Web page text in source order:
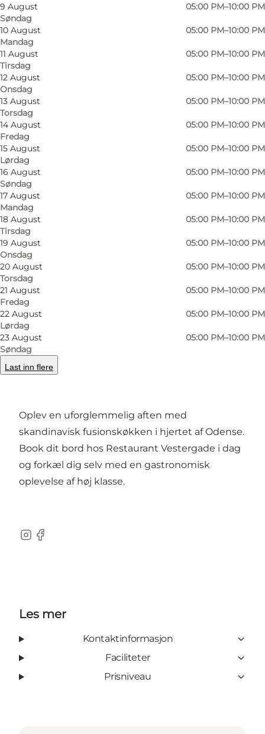
9 August
Søndag
05:00 PM–10:00 PM
10 August
Mandag
05:00 PM–10:00 PM
11 August
Tirsdag
05:00 PM–10:00 PM
12 August
Onsdag
05:00 PM–10:00 PM
13 August
Torsdag
05:00 PM–10:00 PM
14 August
Fredag
05:00 PM–10:00 PM
15 August
Lørdag
05:00 PM–10:00 PM
16 August
Søndag
05:00 PM–10:00 PM
17 August
Mandag
05:00 PM–10:00 PM
18 August
Tirsdag
05:00 PM–10:00 PM
19 August
Onsdag
05:00 PM–10:00 PM
20 August
Torsdag
05:00 PM–10:00 PM
21 August
Fredag
05:00 PM–10:00 PM
22 August
Lørdag
05:00 PM–10:00 PM
23 August
Søndag
05:00 PM–10:00 PM
Last inn flere
Køkkenet er levende, legende og ligetil, med
ambitionen om at skabe en atmosfære, der
både er sjov og seriøs. Retterne afspejler
sæsonens bedste råvarer og præsenteres på en
måde, der overrasker og glæder gæsterne. For
eksempel kan man nyde en 3-retters menu for
215 kr., og ønsker man vinmenu til, koster det
samlet 375 kr.
Ud over at tilbyde enestående madoplevelser
engagerer Restaurant Vestergade sig også i
sociale initiativer. Gennem "Værdsat puljen"
donerer restauranten hvert år fra 2025
gastronomiske oplevelser til en værdi af
100.000 kr. til værdigt trængende, såsom
krisecentre, bosteder og sociale caféer.
Ansøgninger kan sendes til
vaerdsat@gmail.com
Oplev en uforglemmelig aften med
skandinavisk fusionskøkken i hjertet af Odense.
Book dit bord hos Restaurant Vestergade i dag
og forkæl dig selv med en gastronomisk
oplevelse af høj klasse.
Instagram
Facebook
Les mer
Kontaktinformasjon
Faciliteter
Prisniveau